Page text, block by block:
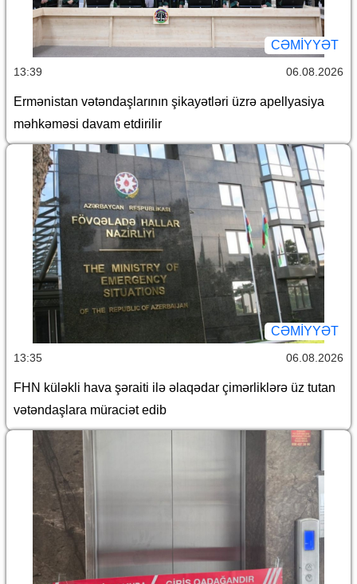
CƏMİYYƏT
13:39 06.08.2026
Ermənistan vətəndaşlarının şikayətləri üzrə apellyasiya
məhkəməsi davam etdirilir
CƏMİYYƏT
13:35 06.08.2026
FHN küləkli hava şəraiti ilə əlaqədar çimərliklərə üz tutan
vətəndaşlara müraciət edib